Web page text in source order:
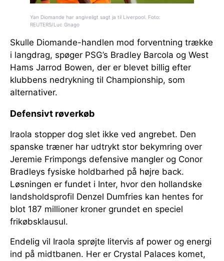
Yan Diomande har angiveligt sagt ja til Liverpool. Foto:
REUTERS/Luc Gnago
Skulle Diomande-handlen mod forventning trække
i langdrag, spøger PSG’s Bradley Barcola og West
Hams Jarrod Bowen, der er blevet billig efter
klubbens nedrykning til Championship, som
alternativer.
Defensivt røverkøb
Iraola stopper dog slet ikke ved angrebet. Den
spanske træner har udtrykt stor bekymring over
Jeremie Frimpongs defensive mangler og Conor
Bradleys fysiske holdbarhed på højre back.
Løsningen er fundet i Inter, hvor den hollandske
landsholdsprofil Denzel Dumfries kan hentes for
blot 187 millioner kroner grundet en speciel
frikøbsklausul.
Endelig vil Iraola sprøjte litervis af power og energi
ind på midtbanen. Her er Crystal Palaces komet,